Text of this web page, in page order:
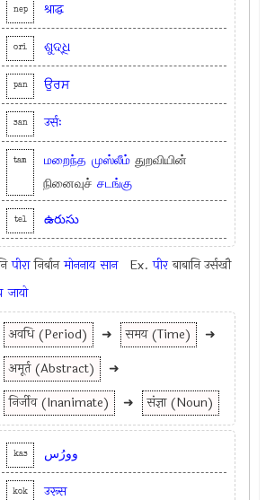
nep श्राद्ध
ori ଶୁଦ୍ଧି
pan ਉਰਸ
san उर्सः
tam மறைந்த முஸ்லீம் துறவியின்
நினைவுச் சடங்கு
tel ఉరుసు
पीरानिर्बानमोननाय सान Ex.पीरबाबानि उर्सखौ
जायो
अवधि (Period) ➜ समय (Time)
➜
अमूर्त (Abstract)
➜
निर्जीव (Inanimate)
➜ संज्ञा (Noun)
kas وورُس
kok उरूस